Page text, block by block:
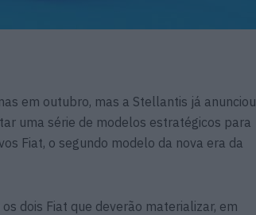
em outubro, mas a Stellantis já anunciou
uma série de modelos estratégicos para
Fiat, o segundo modelo da nova era da
dois Fiat que deverão materializar, em